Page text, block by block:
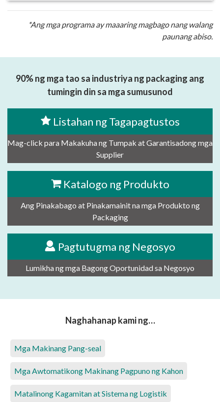
*Ang mga programa ay maaaring magbago nang walang
paunang abiso.
90% ng mga tao sa industriya ng packaging ang
tumingin din sa mga sumusunod
Listahan ng Tagapagtustos
Mag-click para Makakuha ng Tumpak at Garantisadong mga
Supplier
Katalogo ng Produkto
Ang Pinakabago at Pinakamainit na mga Produkto ng
Packaging
Pagtutugma ng Negosyo
Lumikha ng mga Bagong Oportunidad sa Negosyo
Naghahanap kami ng…
Mga Makinang Pang-seal
Mga Awtomatikong Makinang Pagpuno ng Kahon
Matalinong Kagamitan at Sistema ng Logistik